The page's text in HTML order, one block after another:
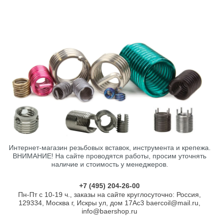
Интернет-магазин резьбовых вставок, инструмента и крепежа.
ВНИМАНИЕ! На сайте проводятся работы, просим уточнять
наличие и стоимость у менеджеров.
+7 (495) 204-26-00
Пн-Пт с 10-19 ч., заказы на сайте круглосуточно: Россия,
129334, Москва г, Искры ул, дом 17Ас3 baercoil@mail.ru,
info@baershop.ru